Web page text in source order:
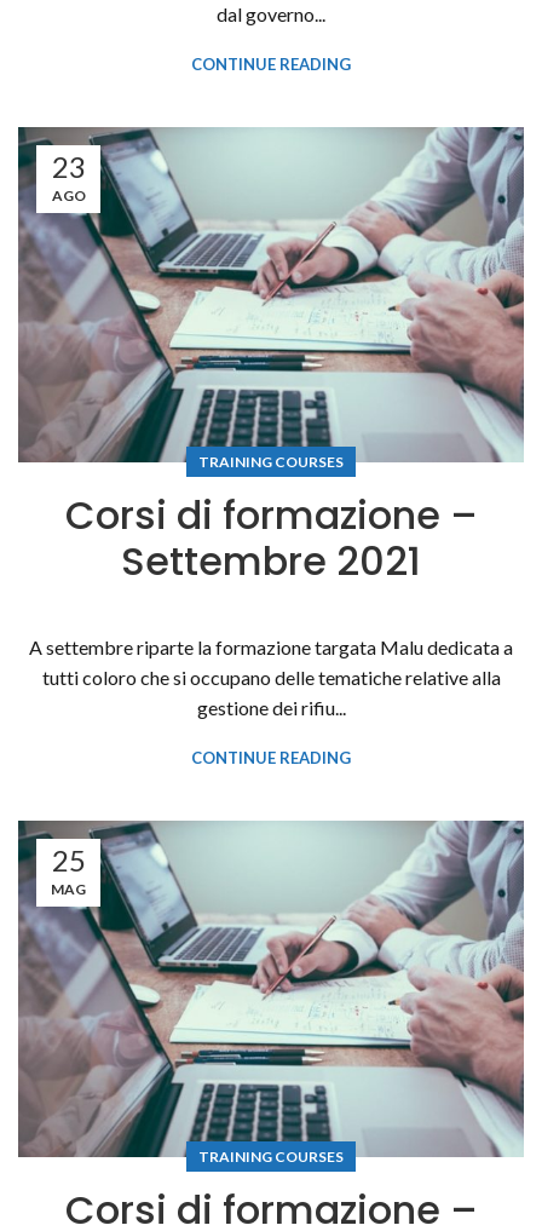
dal governo...
CONTINUE READING
23
AGO
TRAINING COURSES
Corsi di formazione –
Settembre 2021
A settembre riparte la formazione targata Malu dedicata a
tutti coloro che si occupano delle tematiche relative alla
gestione dei rifiu...
CONTINUE READING
25
MAG
TRAINING COURSES
Corsi di formazione –